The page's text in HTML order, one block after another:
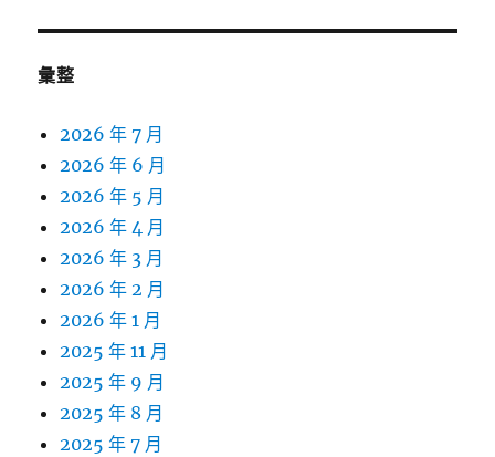
彙整
2026 年 7 月
2026 年 6 月
2026 年 5 月
2026 年 4 月
2026 年 3 月
2026 年 2 月
2026 年 1 月
2025 年 11 月
2025 年 9 月
2025 年 8 月
2025 年 7 月